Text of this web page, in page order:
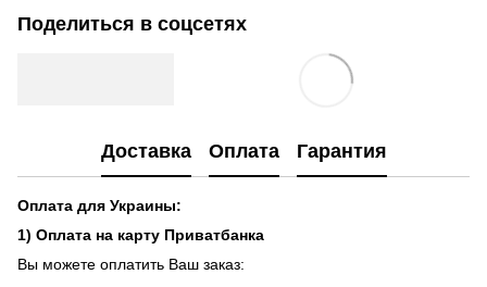
Поделиться в соцсетях
Доставка Оплата Гарантия
Оплата для Украины:
1) Оплата на карту Приватбанка
Вы можете оплатить Ваш заказ: